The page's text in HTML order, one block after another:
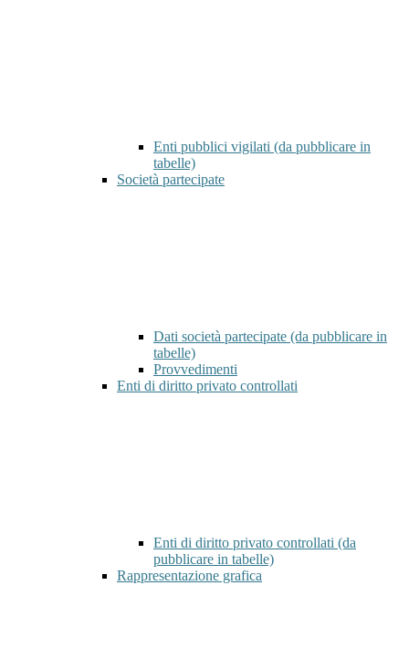
Enti pubblici vigilati (da pubblicare in
tabelle)
Società partecipate
Dati società partecipate (da pubblicare in
tabelle)
Provvedimenti
Enti di diritto privato controllati
Enti di diritto privato controllati (da
pubblicare in tabelle)
Rappresentazione grafica